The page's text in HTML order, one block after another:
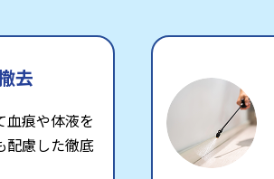
去
血痕や体液を
配慮した徹底